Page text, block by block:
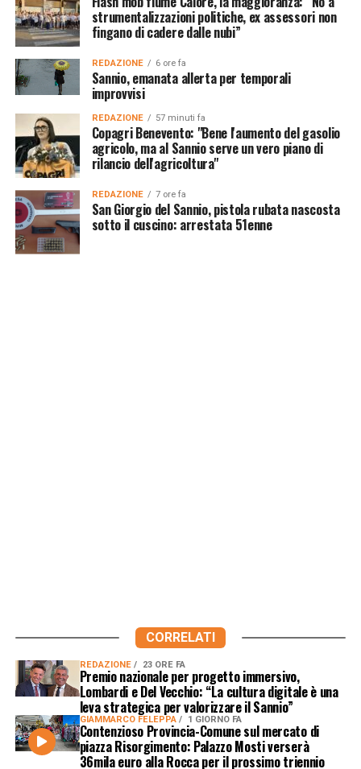
strumentalizzazioni politiche, ex assessori non
fingano di cadere dalle nubi”
REDAZIONE 6 ore fa
Sannio, emanata allerta per temporali
improvvisi
REDAZIONE 57 minuti fa
Copagri Benevento: "Bene l'aumento del gasolio
agricolo, ma al Sannio serve un vero piano di
rilancio dell'agricoltura"
REDAZIONE 7 ore fa
San Giorgio del Sannio, pistola rubata nascosta
sotto il cuscino: arrestata 51enne
CORRELATI
REDAZIONE 23 ORE FA
Premio nazionale per progetto immersivo,
Lombardi e Del Vecchio: “La cultura digitale è una
leva strategica per valorizzare il Sannio”
GIAMMARCO FELEPPA 1 GIORNO FA
Contenzioso Provincia-Comune sul mercato di
piazza Risorgimento: Palazzo Mosti verserà
36mila euro alla Rocca per il prossimo triennio